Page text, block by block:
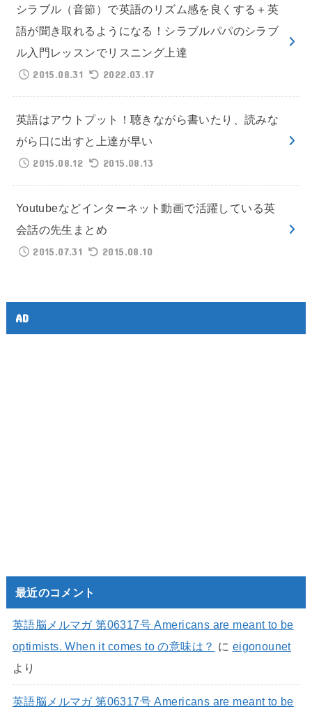
シラブル（音節）で英語のリズム感を良くする＋英
語が聞き取れるようになる！シラブルパパのシラブ
ル入門レッスンでリスニング上達
2015.08.31
2022.03.17
英語はアウトプット！聴きながら書いたり、読みな
がら口に出すと上達が早い
2015.08.12
2015.08.13
Youtubeなどインターネット動画で活躍している英
会話の先生まとめ
2015.07.31
2015.08.10
AD
最近のコメント
英語脳メルマガ 第06317号 Americans are meant to be
optimists. When it comes to の意味は？ に eigonounet
より
英語脳メルマガ 第06317号 Americans are meant to be